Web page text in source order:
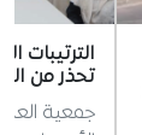
الترتيبات
تحذر من
جمعية